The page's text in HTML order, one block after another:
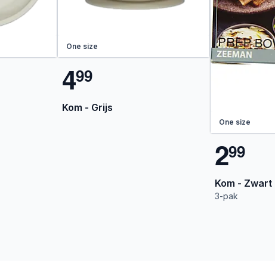
One size
499
Kom - Grijs
One size
299
Kom - Zwart
3-pak